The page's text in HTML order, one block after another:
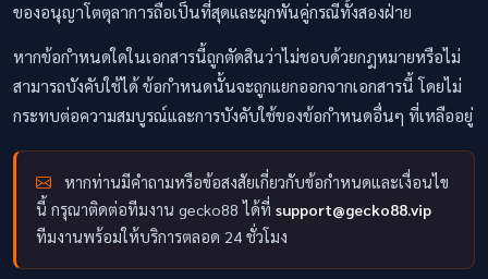
ของอนุญาโตตุลาการถือเป็นที่สุดและผูกพันคู่กรณีทั้งสองฝ่าย
หากข้อกำหนดใดในเอกสารนี้ถูกตัดสินว่าไม่ชอบด้วยกฎหมายหรือไม่
สามารถบังคับใช้ได้ ข้อกำหนดนั้นจะถูกแยกออกจากเอกสารนี้ โดยไม่
กระทบต่อความสมบูรณ์และการบังคับใช้ของข้อกำหนดอื่นๆ ที่เหลืออยู่
หากท่านมีคำถามหรือข้อสงสัยเกี่ยวกับข้อกำหนดและเงื่อนไข
นี้ กรุณาติดต่อทีมงาน gecko88 ได้ที่ support@gecko88.vip
ทีมงานพร้อมให้บริการตลอด 24 ชั่วโมง